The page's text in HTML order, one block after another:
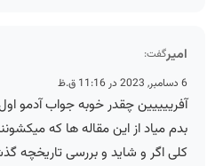
امیرگفت:
6 دسامبر, 2023 در 11:16 ق.ظ
آفرییییین چقدر خوبه جواب آدمو
بدم میاد از این مقاله ها که